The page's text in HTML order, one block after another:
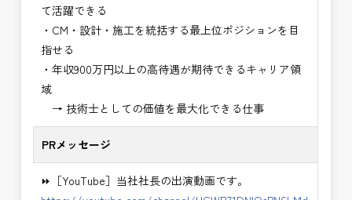
・施工体制調査員
・建設プロジェクト・マネジメント業務
・PM業務、CM業務
※応募書類等の送付方法につきましては、基本的に
Ｅメールで送付
頂きたいと思います。
て活躍できる
・CM・設計・施工を統括する最上位ポジションを目
指せる
・年収900万円以上の高待遇が期待できるキャリア領
域
→ 技術士としての価値を最大化できる仕事
PRメッセージ
⏩［YouTube］当社社長の出演動画です。